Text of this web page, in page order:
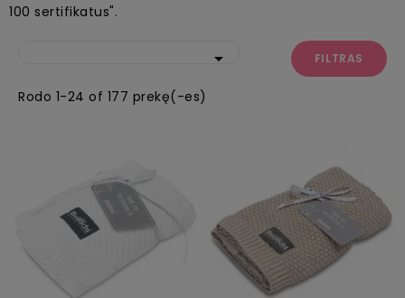
100 sertifikatus".
 FILTRAS
Rodo 1-24 of 177 prekę(-es)